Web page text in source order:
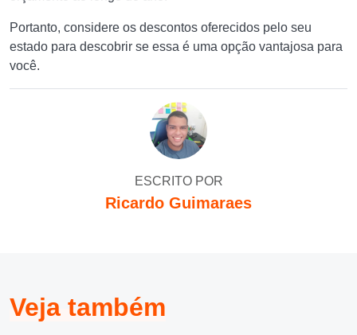
Portanto, considere os descontos oferecidos pelo seu
estado para descobrir se essa é uma opção vantajosa para
você.
ESCRITO POR
Ricardo Guimaraes
Veja também